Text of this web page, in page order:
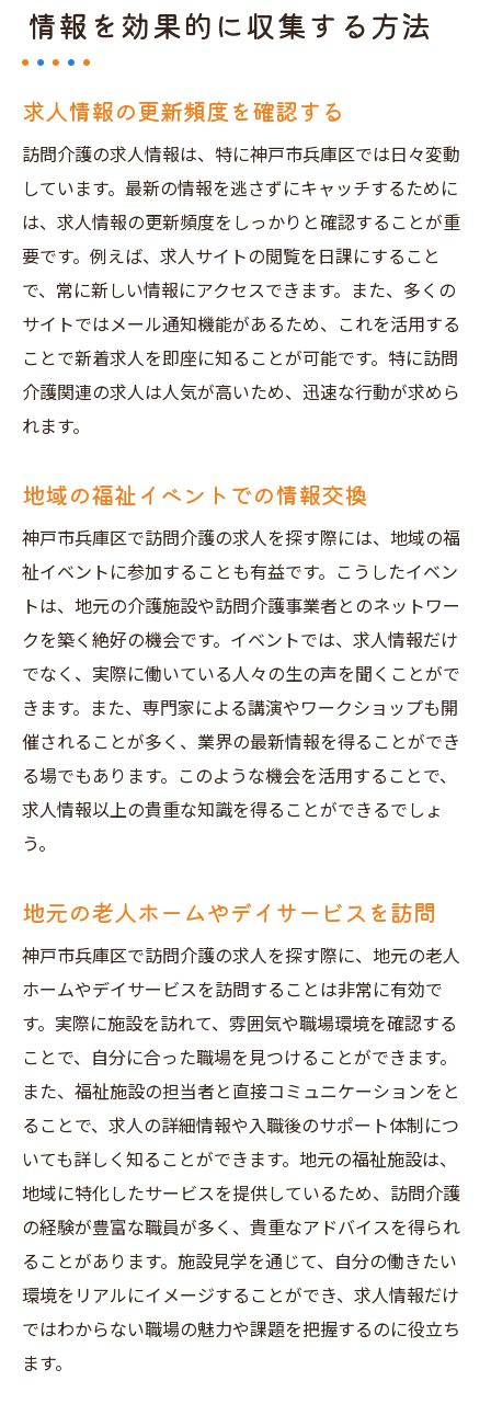
情報を効果的に収集する方法
求人情報の更新頻度を確認する
訪問介護の求人情報は、特に神戸市兵庫区では日々変動
しています。最新の情報を逃さずにキャッチするために
は、求人情報の更新頻度をしっかりと確認することが重
要です。例えば、求人サイトの閲覧を日課にすること
で、常に新しい情報にアクセスできます。また、多くの
サイトではメール通知機能があるため、これを活用する
ことで新着求人を即座に知ることが可能です。特に訪問
介護関連の求人は人気が高いため、迅速な行動が求めら
れます。
地域の福祉イベントでの情報交換
神戸市兵庫区で訪問介護の求人を探す際には、地域の福
祉イベントに参加することも有益です。こうしたイベン
トは、地元の介護施設や訪問介護事業者とのネットワー
クを築く絶好の機会です。イベントでは、求人情報だけ
でなく、実際に働いている人々の生の声を聞くことがで
きます。また、専門家による講演やワークショップも開
催されることが多く、業界の最新情報を得ることができ
る場でもあります。このような機会を活用することで、
求人情報以上の貴重な知識を得ることができるでしょ
う。
地元の老人ホームやデイサービスを訪問
神戸市兵庫区で訪問介護の求人を探す際に、地元の老人
ホームやデイサービスを訪問することは非常に有効で
す。実際に施設を訪れて、雰囲気や職場環境を確認する
ことで、自分に合った職場を見つけることができます。
また、福祉施設の担当者と直接コミュニケーションをと
ることで、求人の詳細情報や入職後のサポート体制につ
いても詳しく知ることができます。地元の福祉施設は、
地域に特化したサービスを提供しているため、訪問介護
の経験が豊富な職員が多く、貴重なアドバイスを得られ
ることがあります。施設見学を通じて、自分の働きたい
環境をリアルにイメージすることができ、求人情報だけ
ではわからない職場の魅力や課題を把握するのに役立ち
ます。